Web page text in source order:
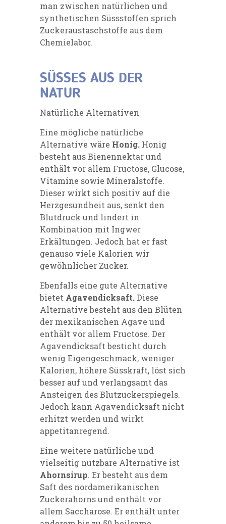
man zwischen natürlichen und
synthetischen Süssstoffen sprich
Zuckeraustaschstoffe aus dem
Chemielabor.
SÜSSES AUS DER
NATUR
Natürliche Alternativen
Eine mögliche natürliche
Alternative wäre Honig. Honig
besteht aus Bienennektar und
enthält vor allem Fructose, Glucose,
Vitamine sowie Mineralstoffe.
Dieser wirkt sich positiv auf die
Herzgesundheit aus, senkt den
Blutdruck und lindert in
Kombination mit Ingwer
Erkältungen. Jedoch hat er fast
genauso viele Kalorien wir
gewöhnlicher Zucker.
Ebenfalls eine gute Alternative
bietet Agavendicksaft.Diese
Alternative besteht aus den Blüten
der mexikanischen Agave und
enthält vor allem Fructose. Der
Agavendicksaft besticht durch
wenig Eigengeschmack, weniger
Kalorien, höhere Süsskraft, löst sich
besser auf und verlangsamt das
Ansteigen des Blutzuckerspiegels.
Jedoch kann Agavendicksaft nicht
erhitzt werden und wirkt
appetitanregend.
Eine weitere natürliche und
vielseitig nutzbare Alternative ist
Ahornsirup. Er besteht aus dem
Saft des nordamerikanischen
Zuckerahorns und enthält vor
allem Saccharose. Er enthält unter